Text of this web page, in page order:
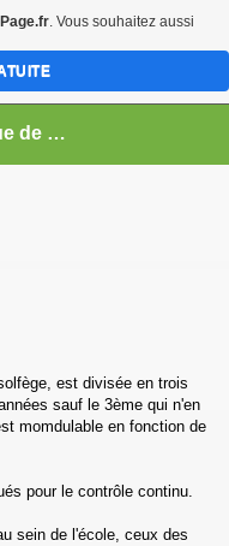
Ecole de Musique de Haute-Picardie
est divisée en trois
sauf le 3ème qui n'en
momdulable en fonction de
pour le contrôle continu.
sein de l'école, ceux des
. Vous souhaitez aussi